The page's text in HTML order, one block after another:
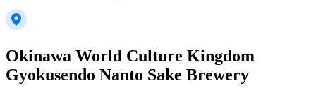
Okinawa World Culture Kingdom
Gyokusendo Nanto Sake Brewery